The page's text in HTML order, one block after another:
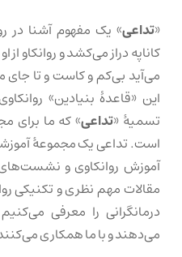
«تداعی» یک مفهوم آشنا در
کاناپه دراز می‌کشد و روانکاو
می‌آید بی‌کم و کاست و تا
این «قاعدهٔ بنیادین»
تسمیهٔ «تداعی» که ما برای
است. تداعی یک مجموعهٔ
آموزش روانکاوی و
مقالات مهم نظری و تکنیکی
درمانگرانی را معرفی
می‌دهند و با ما همکاری